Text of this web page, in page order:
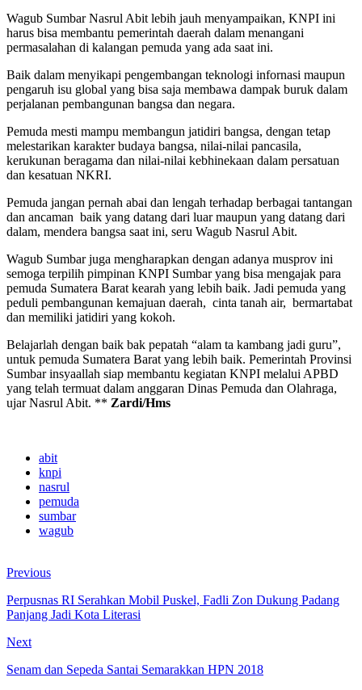
Wagub Sumbar Nasrul Abit lebih jauh menyampaikan, KNPI ini
harus bisa membantu pemerintah daerah dalam menangani
permasalahan di kalangan pemuda yang ada saat ini.
Baik dalam menyikapi pengembangan teknologi infornasi maupun
pengaruh isu global yang bisa saja membawa dampak buruk dalam
perjalanan pembangunan bangsa dan negara.
Pemuda mesti mampu membangun jatidiri bangsa, dengan tetap
melestarikan karakter budaya bangsa, nilai-nilai pancasila,
kerukunan beragama dan nilai-nilai kebhinekaan dalam persatuan
dan kesatuan NKRI.
Pemuda jangan pernah abai dan lengah terhadap berbagai tantangan
dan ancaman baik yang datang dari luar maupun yang datang dari
dalam, mendera bangsa saat ini, seru Wagub Nasrul Abit.
Wagub Sumbar juga mengharapkan dengan adanya musprov ini
semoga terpilih pimpinan KNPI Sumbar yang bisa mengajak para
pemuda Sumatera Barat kearah yang lebih baik. Jadi pemuda yang
peduli pembangunan kemajuan daerah, cinta tanah air, bermartabat
dan memiliki jatidiri yang kokoh.
Belajarlah dengan baik bak pepatah “alam ta kambang jadi guru”,
untuk pemuda Sumatera Barat yang lebih baik. Pemerintah Provinsi
Sumbar insyaallah siap membantu kegiatan KNPI melalui APBD
yang telah termuat dalam anggaran Dinas Pemuda dan Olahraga,
ujar Nasrul Abit. ** Zardi/Hms
abit
knpi
nasrul
pemuda
sumbar
wagub
Previous
Perpusnas RI Serahkan Mobil Puskel, Fadli Zon Dukung Padang
Panjang Jadi Kota Literasi
Next
Senam dan Sepeda Santai Semarakkan HPN 2018